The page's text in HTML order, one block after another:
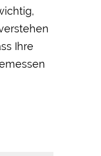
Ihre